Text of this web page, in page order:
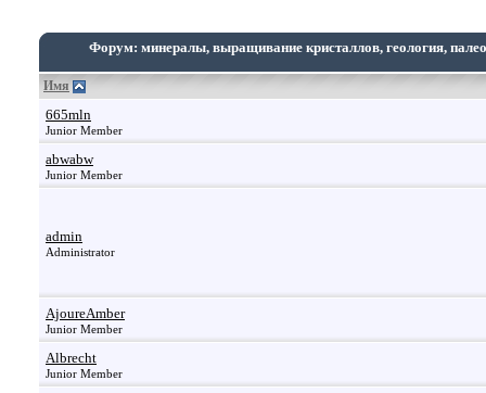
Форум: минералы, выращивание кристаллов, геология,
Имя
665mln
Junior Member
abwabw
Junior Member
admin
Administrator
AjoureAmber
Junior Member
Albrecht
Junior Member